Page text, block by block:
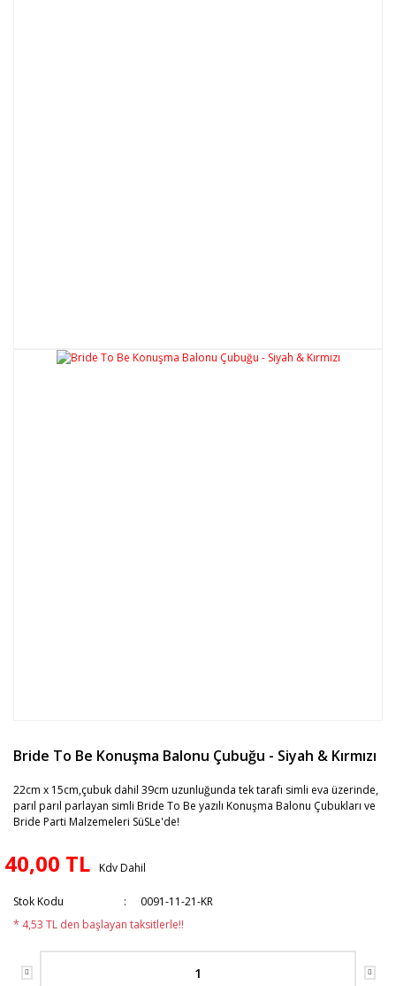
Bride To Be Konuşma Balonu Çubuğu - Siyah & Kırmızı
22cm x 15cm,çubuk dahil 39cm uzunluğunda tek tarafı simli eva üzerinde,
parıl parıl parlayan simli Bride To Be yazılı Konuşma Balonu Çubukları ve
Bride Parti Malzemeleri SüSLe'de!
40,00 TL Kdv Dahil
Stok Kodu
0091-11-21-KR
* 4,53 TL den başlayan taksitlerle!!